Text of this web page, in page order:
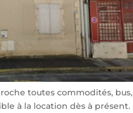
toutes commodités, bus,
à la location dès à présent.